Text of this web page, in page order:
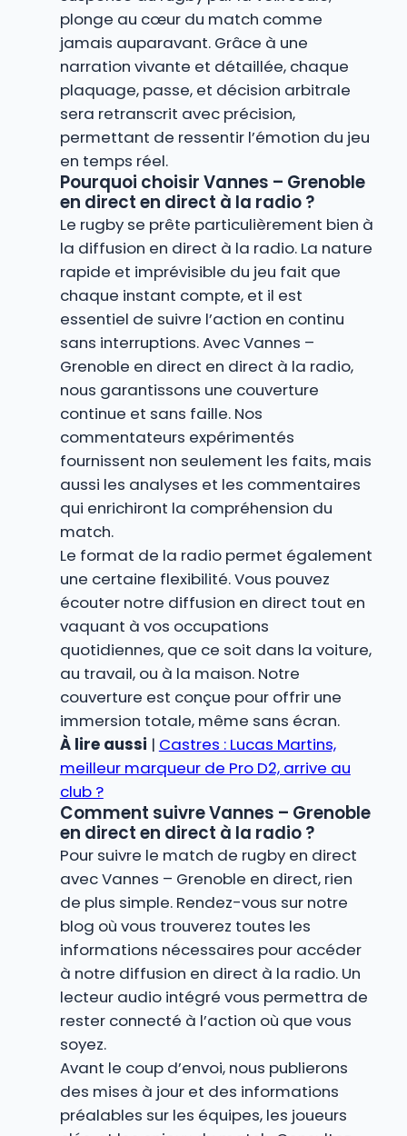
plonge au cœur du match comme
jamais auparavant. Grâce à une
narration vivante et détaillée, chaque
plaquage, passe, et décision arbitrale
sera retranscrit avec précision,
permettant de ressentir l’émotion du jeu
en temps réel.
Pourquoi choisir Vannes – Grenoble
en direct en direct à la radio ?
Le rugby se prête particulièrement bien à
la diffusion en direct à la radio. La nature
rapide et imprévisible du jeu fait que
chaque instant compte, et il est
essentiel de suivre l’action en continu
sans interruptions. Avec Vannes –
Grenoble en direct en direct à la radio,
nous garantissons une couverture
continue et sans faille. Nos
commentateurs expérimentés
fournissent non seulement les faits, mais
aussi les analyses et les commentaires
qui enrichiront la compréhension du
match.
Le format de la radio permet également
une certaine flexibilité. Vous pouvez
écouter notre diffusion en direct tout en
vaquant à vos occupations
quotidiennes, que ce soit dans la voiture,
au travail, ou à la maison. Notre
couverture est conçue pour offrir une
immersion totale, même sans écran.
À lire aussi | Castres : Lucas Martins,
meilleur marqueur de Pro D2, arrive au
club ?
Comment suivre Vannes – Grenoble
en direct en direct à la radio ?
Pour suivre le match de rugby en direct
avec Vannes – Grenoble en direct, rien
de plus simple. Rendez-vous sur notre
blog où vous trouverez toutes les
informations nécessaires pour accéder
à notre diffusion en direct à la radio. Un
lecteur audio intégré vous permettra de
rester connecté à l’action où que vous
soyez.
Avant le coup d’envoi, nous publierons
des mises à jour et des informations
préalables sur les équipes, les joueurs